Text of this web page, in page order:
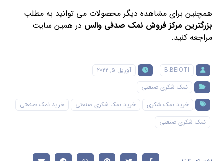
همچنین برای مشاهده دیگر محصولات می توانید به مطلب
بزرگترین مرکز فروش نمک صدفی والس در همین سایت
مراجعه کنید.
B.BEIOTI
آوریل ۵, ۲۰۲۲
نمک شکری صنعتی
خرید نمک شکری
خرید نمک شکری صنعتی
خرید نمک صنعتی
نمک شکری صنعتی